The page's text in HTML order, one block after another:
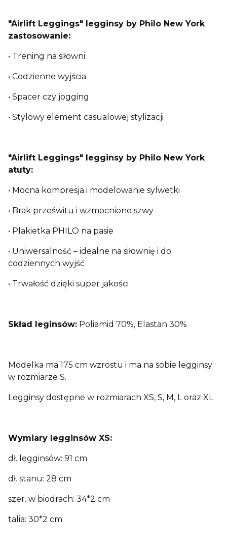
"Airlift Leggings" legginsy by Philo New York
zastosowanie:
• Trening na siłowni
• Codzienne wyjścia
• Spacer czy jogging
• Stylowy element casualowej stylizacji
"Airlift Leggings" legginsy by Philo New York
atuty:
• Mocna kompresja i modelowanie sylwetki
• Brak prześwitu i wzmocnione szwy
• Plakietka PHILO na pasie
• Uniwersalność – idealne na siłownię i do
codziennych wyjść
• Trwałość dzięki super jakości
Skład leginsów: Poliamid 70%, Elastan 30%
Modelka ma 175 cm wzrostu i ma na sobie legginsy
w rozmiarze S.
Legginsy dostępne w rozmiarach XS, S, M, L oraz XL
Wymiary legginsów XS:
dł. legginsów: 91 cm
dł. stanu: 28 cm
szer. w biodrach: 34*2 cm
talia: 30*2 cm